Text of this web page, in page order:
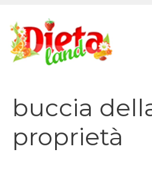
contenuto
buccia
proprietà